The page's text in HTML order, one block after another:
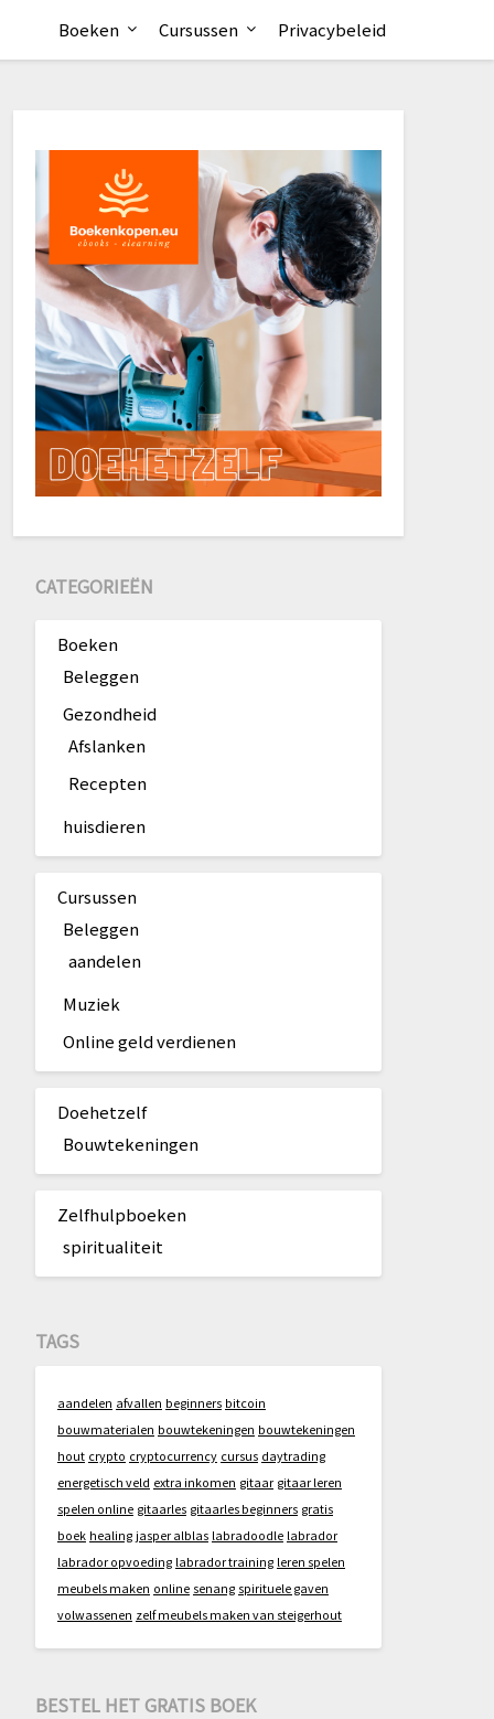
Boeken Cursussen Privacybeleid
CATEGORIEËN
Boeken
Beleggen
Gezondheid
Afslanken
Recepten
huisdieren
Cursussen
Beleggen
aandelen
Muziek
Online geld verdienen
Doehetzelf
Bouwtekeningen
Zelfhulpboeken
spiritualiteit
TAGS
aandelen afvallen beginners bitcoin
bouwmaterialen bouwtekeningen bouwtekeningen
hout crypto cryptocurrency cursus daytrading
energetisch veld extra inkomen gitaar gitaar leren
spelen online gitaarles gitaarles beginners gratis
boek healing jasper alblas labradoodle labrador
labrador opvoeding labrador training leren spelen
meubels maken online senang spirituele gaven
volwassenen zelf meubels maken van steigerhout
BESTEL HET GRATIS BOEK